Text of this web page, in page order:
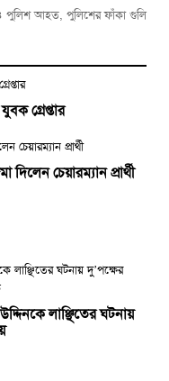
পুলিশ আহত, পুলিশের ফাঁকা গুলি
গ্রেপ্তার
চেয়ারম্যান প্রার্থী
লাঞ্ছিতের ঘটনায়